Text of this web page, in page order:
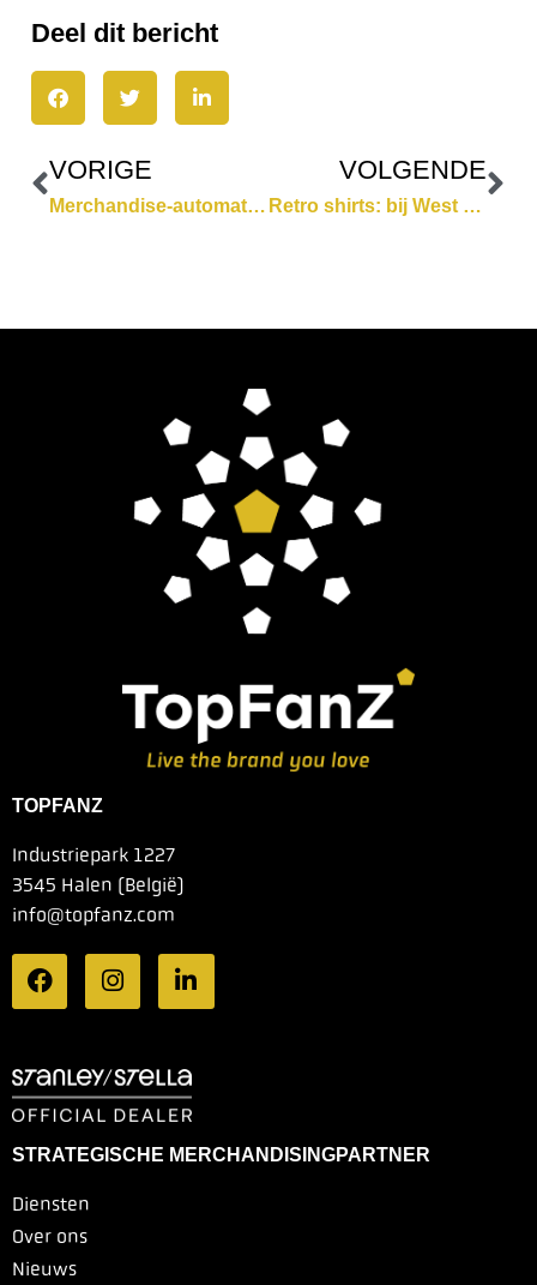
Deel dit bericht
VORIGE
Merchandise-automaten brengt fanshop tot bij de fans op de tribune
VOLGENDE
Retro shirts: bij West Ham United FC is 1980 nog springlevend
TOPFANZ
Industriepark 1227
3545 Halen (België)
info@topfanz.com
STRATEGISCHE MERCHANDISINGPARTNER
Diensten
Over ons
Nieuws